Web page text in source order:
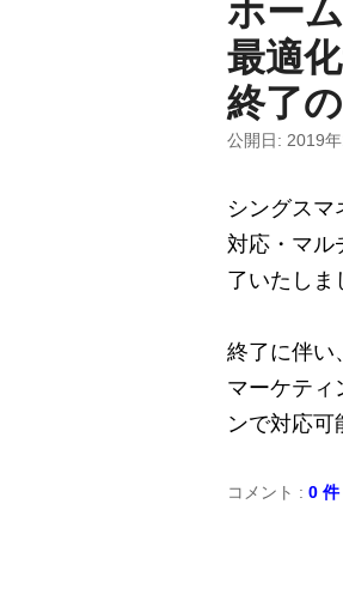
ホー
最適
終了
公開日: 2019
シングスマ
対応・マル
了いたしま
終了に伴い
マーケティ
ンで対応可
コメント : 0 件